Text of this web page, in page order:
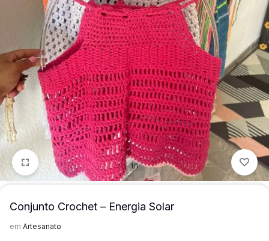
mais
precisa!
1/1
Conjunto Crochet – Energia Solar
em Artesanato